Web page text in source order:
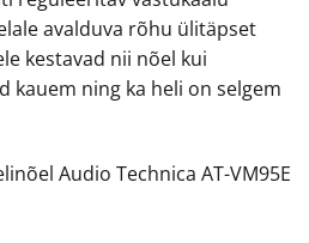
avalduva rõhu ülitäpset
kestavad nii nõel kui
kauem ning ka heli on selgem
Audio Technica AT-VM95E